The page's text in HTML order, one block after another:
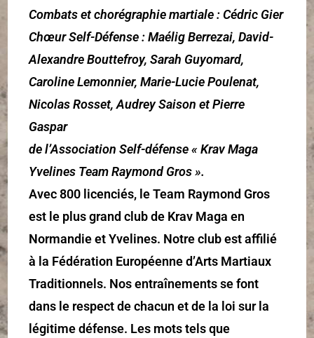
Combats et chorégraphie martiale : Cédric Gier
Chœur Self-Défense : Maélig Berrezai, David-
Alexandre Bouttefroy, Sarah Guyomard,
Caroline Lemonnier, Marie-Lucie Poulenat,
Nicolas Rosset, Audrey Saison et Pierre
Gaspar
de l’Association Self-défense « Krav Maga
Yvelines Team Raymond Gros ».
Avec 800 licenciés, le Team Raymond Gros
est le plus grand club de Krav Maga en
Normandie et Yvelines. Notre club est affilié
à la Fédération Européenne d’Arts Martiaux
Traditionnels. Nos entraînements se font
dans le respect de chacun et de la loi sur la
légitime défense. Les mots tels que